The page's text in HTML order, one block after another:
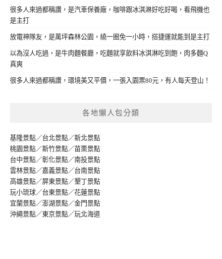
很多人來過都稱讚，是汽車保養廠，咖啡跟冰淇淋好吃好喝，看飛機也
是主打
放電神隊友，是萬坪森林公園，繞一圈免一小時，搭捷運就能到是主打
以為沒人吃過，是牛肉麵餐廳，吃麵就享飲料冰淇淋吃到飽，肉多麵Q
真爽
很多人來過都稱讚，環境美又平價，一張入園票80元，有人每天登山！
各地懶人包分類
基隆景點／台北景點／新北景點
桃園景點／新竹景點／苗栗景點
台中景點／彰化景點／南投景點
雲林景點／嘉義景點／台南景點
高雄景點／屏東景點／墾丁景點
玩小琉球／台東景點／花蓮景點
宜蘭景點／澎湖景點／金門景點
沖繩景點／東京景點／玩北海道